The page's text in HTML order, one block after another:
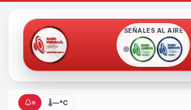
SEÑALES AL AIRE
🌡—°C